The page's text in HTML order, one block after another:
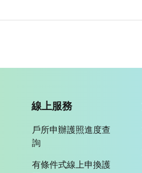
線上服務
戶所申辦護照進度查
詢
有條件式線上申換護